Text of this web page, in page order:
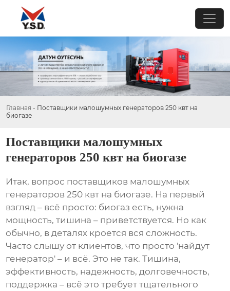
Главная - Поставщики малошумных генераторов 250 квт на
биогазе
Поставщики малошумных
генераторов 250 квт на биогазе
Итак, вопрос поставщиков малошумных
генераторов 250 квт на биогазе. На первый
взгляд – всё просто: биогаз есть, нужна
мощность, тишина – приветствуется. Но как
обычно, в деталях кроется вся сложность.
Часто слышу от клиентов, что просто 'найдут
генератор' – и всё. Это не так. Тишина,
эффективность, надежность, долговечность,
поддержка – всё это требует тщательного